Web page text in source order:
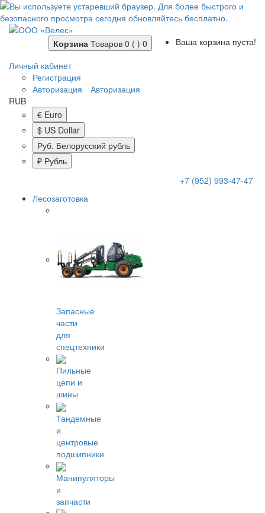
Корзина Товаров 0 ( ) 0
Ваша корзина пуста!
Личный кабинет
Регистрация
Авторизация
Авторизация
RUB
€ Euro
$ US Dollar
Руб. Белорусский рубль
₽ Рубль
+7 (952) 993-47-47
Лесозаготовка
Запасные
части
для
спецтехники
Пильные
цепи и
шины
Тандемные
и
центровые
подшипники
Манипуляторы
и
запчасти